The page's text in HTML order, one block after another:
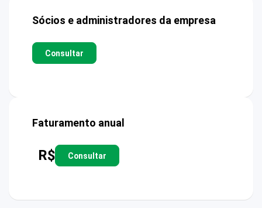
Sócios e administradores da empresa
Consultar
Faturamento anual
R$ Consultar